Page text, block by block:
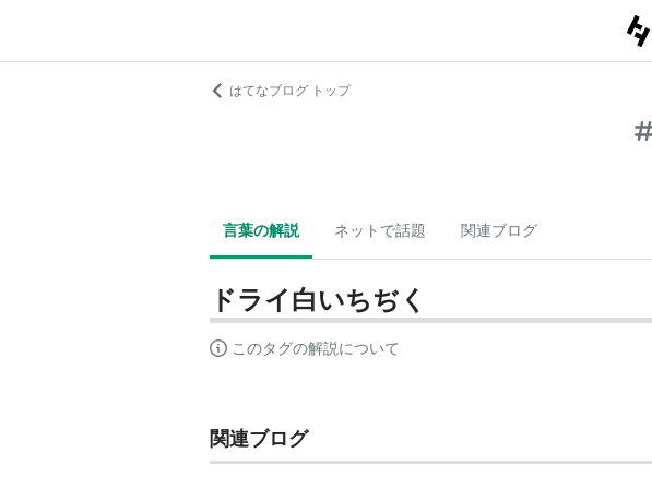
はてなブログ トップ
言葉の解説 ネットで話題 関連ブログ
ドライ白いちぢく
このタグの解説について
関連ブログ